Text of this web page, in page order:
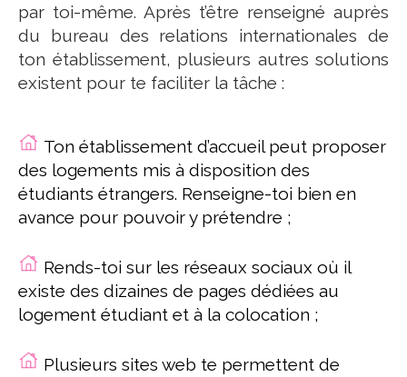
par toi-même. Après t’être renseigné auprès
du bureau des relations internationales de
ton établissement, plusieurs autres solutions
existent pour te faciliter la tâche :
Ton établissement d’accueil peut proposer
des logements mis à disposition des
étudiants étrangers. Renseigne-toi bien en
avance pour pouvoir y prétendre ;
Rends-toi sur les réseaux sociaux où il
existe des dizaines de pages dédiées au
logement étudiant et à la colocation ;
Plusieurs sites web te permettent de